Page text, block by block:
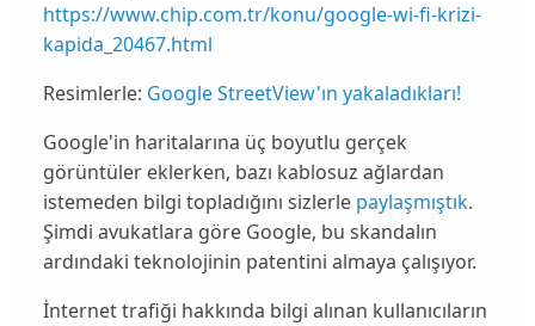
https://www.chip.com.tr/konu/google-wi-fi-krizi-
kapida_20467.html
Resimlerle: Google StreetView'ın yakaladıkları!
Google'in haritalarına üç boyutlu gerçek
görüntüler eklerken, bazı kablosuz ağlardan
istemeden bilgi topladığını sizlerle paylaşmıştık.
Şimdi avukatlara göre Google, bu skandalın
ardındaki teknolojinin patentini almaya çalışıyor.
İnternet trafiği hakkında bilgi alınan kullanıcıların